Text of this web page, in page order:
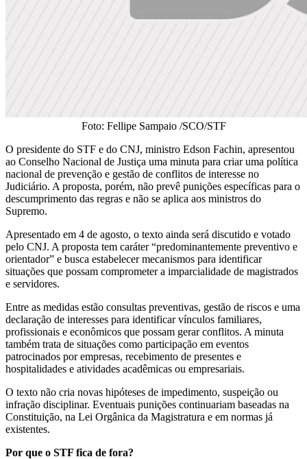
Foto: Fellipe Sampaio /SCO/STF
O presidente do STF e do CNJ, ministro Edson Fachin, apresentou
ao Conselho Nacional de Justiça uma minuta para criar uma política
nacional de prevenção e gestão de conflitos de interesse no
Judiciário. A proposta, porém, não prevê punições específicas para o
descumprimento das regras e não se aplica aos ministros do
Supremo.
Apresentado em 4 de agosto, o texto ainda será discutido e votado
pelo CNJ. A proposta tem caráter “predominantemente preventivo e
orientador” e busca estabelecer mecanismos para identificar
situações que possam comprometer a imparcialidade de magistrados
e servidores.
Entre as medidas estão consultas preventivas, gestão de riscos e uma
declaração de interesses para identificar vínculos familiares,
profissionais e econômicos que possam gerar conflitos. A minuta
também trata de situações como participação em eventos
patrocinados por empresas, recebimento de presentes e
hospitalidades e atividades acadêmicas ou empresariais.
O texto não cria novas hipóteses de impedimento, suspeição ou
infração disciplinar. Eventuais punições continuariam baseadas na
Constituição, na Lei Orgânica da Magistratura e em normas já
existentes.
Por que o STF fica de fora?